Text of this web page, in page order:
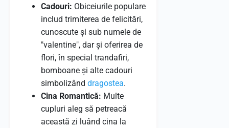
Cadouri: Obiceiurile populare
includ trimiterea de felicitări,
cunoscute și sub numele de
"valentine", dar și oferirea de
flori, în special trandafiri,
bomboane și alte cadouri
simbolizând dragostea.
Cina Romantică: Multe
cupluri aleg să petreacă
această zi luând cina la